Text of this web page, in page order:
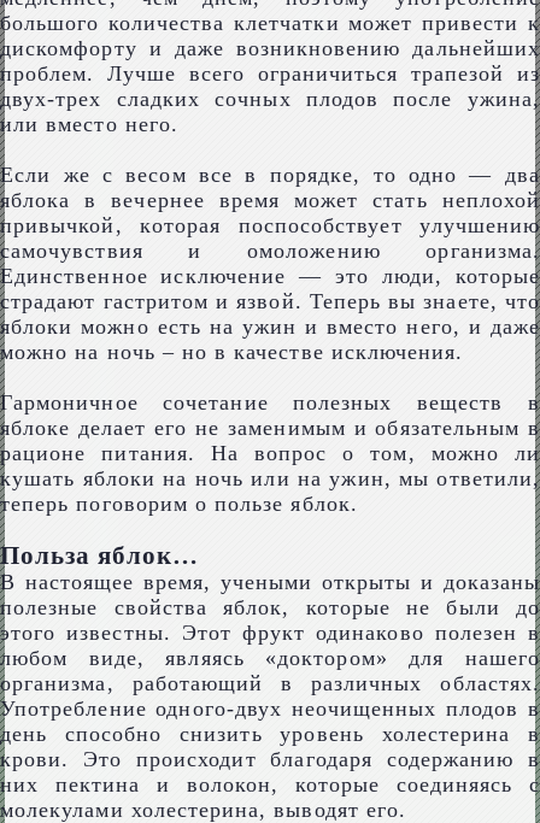
большого количества клетчатки может привести к
дискомфорту и даже возникновению дальнейших
проблем. Лучше всего ограничиться трапезой из
двух-трех сладких сочных плодов после ужина,
или вместо него.
Если же с весом все в порядке, то одно — два
яблока в вечернее время может стать неплохой
привычкой, которая поспособствует улучшению
самочувствия и омоложению организма.
Единственное исключение — это люди, которые
страдают гастритом и язвой. Теперь вы знаете, что
яблоки можно есть на ужин и вместо него, и даже
можно на ночь – но в качестве исключения.
Гармоничное сочетание полезных веществ в
яблоке делает его не заменимым и обязательным в
рационе питания. На вопрос о том, можно ли
кушать яблоки на ночь или на ужин, мы ответили,
теперь поговорим о пользе яблок.
Польза яблок…
В настоящее время, учеными открыты и доказаны
полезные свойства яблок, которые не были до
этого известны. Этот фрукт одинаково полезен в
любом виде, являясь «доктором» для нашего
организма, работающий в различных областях.
Употребление одного-двух неочищенных плодов в
день способно снизить уровень холестерина в
крови. Это происходит благодаря содержанию в
них пектина и волокон, которые соединяясь с
молекулами холестерина, выводят его.